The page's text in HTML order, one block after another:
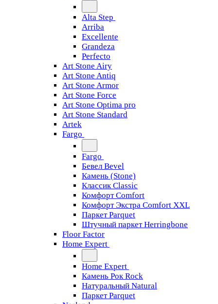
Alta Step
Arriba
Excellente
Grandeza
Perfecto
Art Stone Airy
Art Stone Antiq
Art Stone Armor
Art Stone Force
Art Stone Optima pro
Art Stone Standard
Artek
Fargo
Fargo
Бевел Bevel
Камень (Stone)
Классик Classic
Комфорт Comfort
Комфорт Экстра Comfort XXL
Паркет Parquet
Штучный паркет Herringbone
Floor Factor
Home Expert
Home Expert
Камень Рок Rock
Натуральный Natural
Паркет Parquet